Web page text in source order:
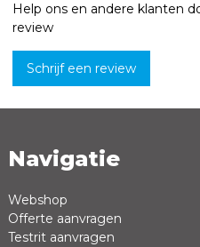
Help ons en andere klanten
review
Schrijf een review
Naam *
Review *
Navigatie
Webshop
Offerte aanvragen
Testrit aanvragen